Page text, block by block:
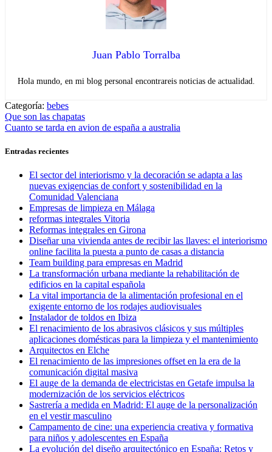
Juan Pablo Torralba
Hola mundo, en mi blog personal encontrareis noticias de actualidad.
Categoría: bebes
Navegación
de
entradas
Entrada
anterior:
Que son las chapatas
Entrada
Cuanto se tarda en avion de españa a australia
Entradas recientes
El sector del interiorismo y la decoración se adapta a las
nuevas exigencias de confort y sostenibilidad en la
Comunidad Valenciana
Empresas de limpieza en Málaga
reformas integrales Vitoria
Reformas integrales en Girona
Diseñar una vivienda antes de recibir las llaves: el interiorismo
online facilita la puesta a punto de casas a distancia
Team building para empresas en Madrid
La transformación urbana mediante la rehabilitación de
edificios en la capital española
La vital importancia de la alimentación profesional en el
exigente entorno de los rodajes audiovisuales
Instalador de toldos en Ibiza
El renacimiento de los abrasivos clásicos y sus múltiples
aplicaciones domésticas para la limpieza y el mantenimiento
Arquitectos en Elche
El renacimiento de las impresiones offset en la era de la
comunicación digital masiva
El auge de la demanda de electricistas en Getafe impulsa la
modernización de los servicios eléctricos
Sastrería a medida en Madrid: El auge de la personalización
en el vestir masculino
Campamento de cine: una experiencia creativa y formativa
para niños y adolescentes en España
La evolución del diseño arquitectónico en España: Retos y